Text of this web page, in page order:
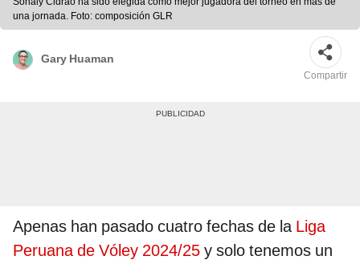
una jornada. Foto: composición GLR
Gary Huaman
Compartir
Apenas han pasado cuatro fechas de la Liga
Peruana de Vóley 2024/25 y solo tenemos un